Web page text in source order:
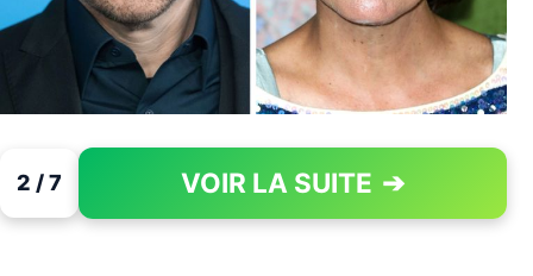
2 / 7 VOIR LA SUITE ➔
PAGE 2 OF 7